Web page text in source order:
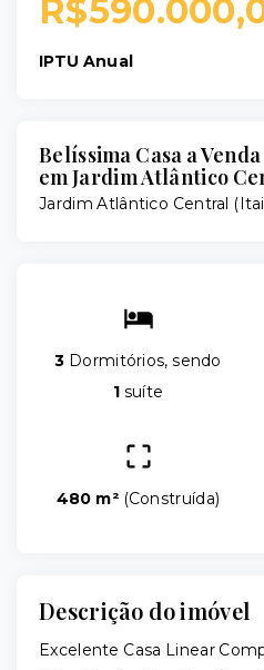
IPTU Anual
Belíssima Casa a
em Jardim Atlântico
Jardim Atlântico Central
3 Dormitórios, sendo
1 suíte
480 m² (Construída)
Descrição do imóvel
Excelente Casa Linear